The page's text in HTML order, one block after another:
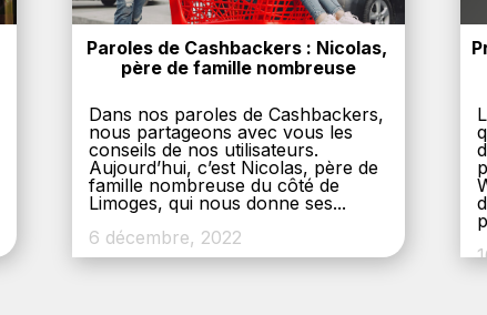
Paroles de Cashbackers : Nicolas,
père de famille nombreuse
Dans nos paroles de Cashbackers,
nous partageons avec vous les
conseils de nos utilisateurs.
Aujourd’hui, c’est Nicolas, père de
famille nombreuse du côté de
Limoges, qui nous donne ses...
6 décembre, 2022